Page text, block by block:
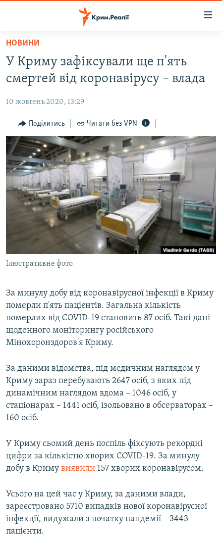
Перейти
основного
матеріалу
Перейти
до
навігації
Перейти
до
пошуку
ВОДА.КРИМ
ВІДЕО ТА ФОТО
ПОЛІТИКА
БЛОГИ
ПОГЛЯД
ІНТЕРВ'Ю
ВСЕ ЗА ДЕНЬ
СПЕЦПРОЕКТИ
ДЕПОРТАЦІЯ
ВІДЕОУРОКИ «ELIFBE»
СВІДЧЕННЯ ОКУПАЦІЇ
УКРАЇНСЬКА ПРОБЛЕМА КРИМУ
ЯК ОБІЙТИ БЛОКУВАННЯ
Русский
Qırımtatar
Усі сайти RFE/RL
НОВИНИ
У Криму зафіксували ще п'ять
смертей від коронавірусу – влада
10 жовтень 2020, 13:29
Поділитись Читати без VPN
Ілюстративне фото
За минулу добу від коронавірусної інфекції в Криму
померли п'ять пацієнтів. Загальна кількість
померлих від COVID-19 становить 87 осіб. Такі дані
щоденного моніторингу російського
Мінохоронздоров'я Криму.
За даними відомства, під медичним наглядом у
Криму зараз перебувають 2647 осіб, з яких під
динамічним наглядом вдома – 1046 осіб, у
стаціонарах – 1441 осіб, ізольовано в обсерваторах –
160 осіб.
У Криму сьомий день поспіль фіксують рекордні
цифри за кількістю хворих COVID-19. За минулу
добу в Криму виявили 157 хворих коронавірусом.
Усього на цей час у Криму, за даними влади,
зареєстровано 5710 випадків нової коронавірусної
інфекції, видужали з початку пандемії – 3443
пацієнти.